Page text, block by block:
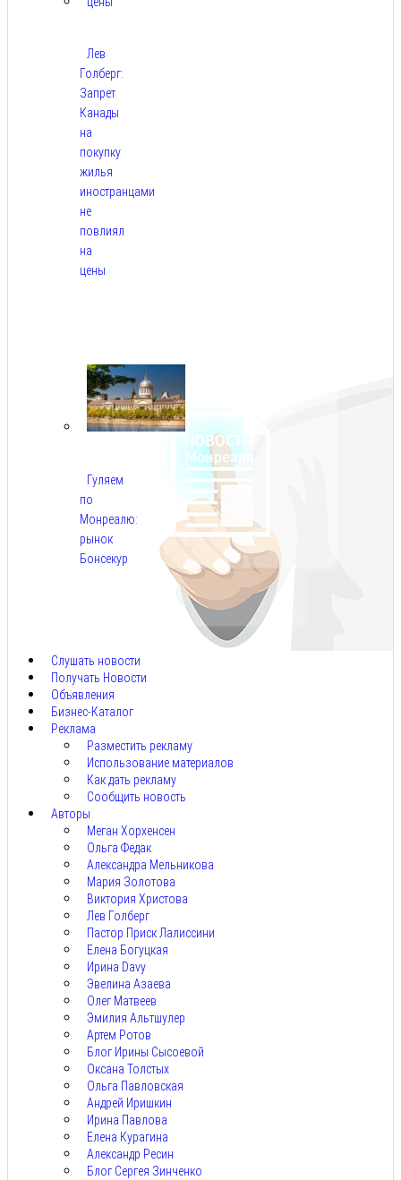
Лев
Голберг:
Запрет
Канады
на
покупку
жилья
иностранцами
не
повлиял
на
цены
Гуляем
по
Монреалю:
рынок
Бонсекур
Слушать новости
Получать Новости
Объявления
Бизнес-Каталог
Реклама
Разместить рекламу
Использование материалов
Как дать рекламу
Сообщить новость
Авторы
Меган Хорхенсен
Ольга Федак
Александра Мельникова
Мария Золотова
Виктория Христова
Лев Голберг
Пастор Приск Лалиссини
Елена Богуцкая
Ирина Davy
Эвелина Азаева
Олег Матвеев
Эмилия Альтшулер
Артем Ротов
Блог Ирины Сысоевой
Оксана Толстых
Ольга Павловская
Андрей Иришкин
Ирина Павлова
Елена Курагина
Александр Ресин
Блог Сергея Зинченко